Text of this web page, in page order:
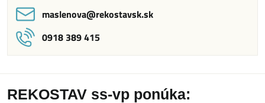
maslenova​@rekostavsk​.sk
0918 389 415
REKOSTAV ss-vp ponúka: